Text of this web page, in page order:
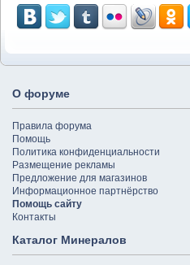
О форуме
Правила форума
Помощь
Политика конфиденциальности
Размещение рекламы
Предложение для магазинов
Информационное партнёрство
Помощь сайту
Контакты
Каталог Минералов